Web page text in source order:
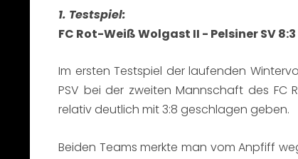
1. Testspiel:
FC Rot-Weiß Wolgast II - Pelsiner SV
Im ersten Testspiel der laufenden
PSV bei der zweiten Mannschaft des FC
relativ deutlich mit 3:8 geschlagen geben.
Beiden Teams merkte man vom Anpfiff